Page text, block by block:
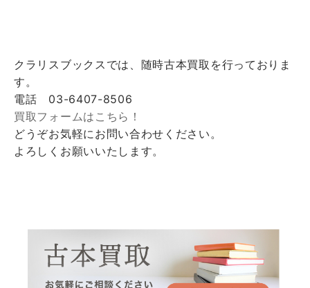
クラリスブックスでは、随時古本買取を行っておりま
す。
電話 03-6407-8506
買取フォームはこちら！
どうぞお気軽にお問い合わせください。
よろしくお願いいたします。